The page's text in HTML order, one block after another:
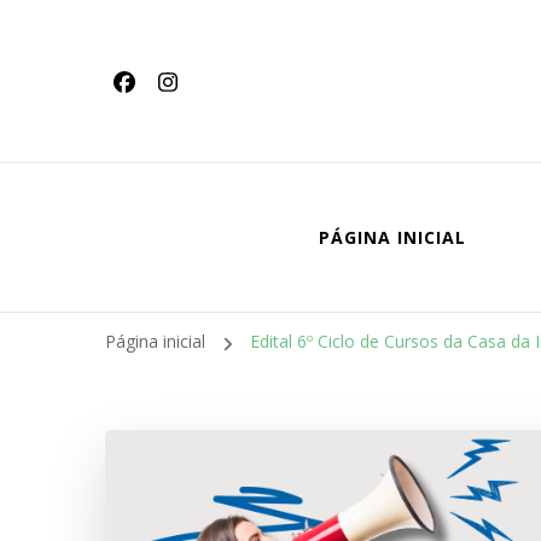
PÁGINA INICIAL
Página inicial Edital 6º Ciclo de Cursos da Casa da